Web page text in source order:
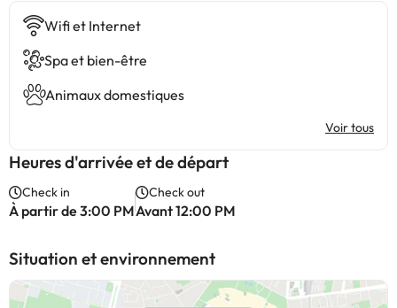
Wifi et Internet
Spa et bien-être
Animaux domestiques
Voir tous
Heures d'arrivée et de départ
Check in
À partir de 3:00 PM
Check out
Avant 12:00 PM
Situation et environnement